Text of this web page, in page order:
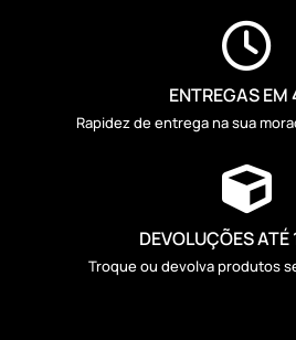

ENTREGAS EM
Rapidez de entrega na sua

DEVOLUÇÕES ATÉ
Troque ou devolva produtos